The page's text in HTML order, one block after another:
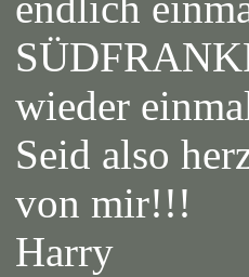
wieder
Seid also
von mir!!!
Harry